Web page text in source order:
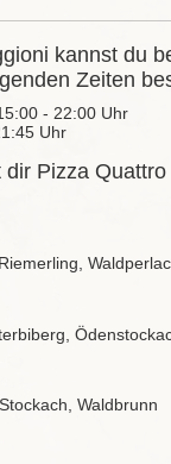
kannst du
Zeiten
- 22:00 Uhr
Uhr
Pizza
Waldbrunn